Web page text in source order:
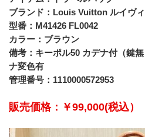
ブランド：Louis Vuitton ルイヴ
型番：M41426 FL0042
カラー：ブラウン
備考：キーポル50 カデナ付（鍵
ナ変色有
管理番号：1110000572953
販売価格：￥99,000(税込）